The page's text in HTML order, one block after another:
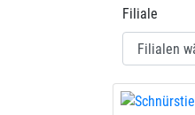
Filiale